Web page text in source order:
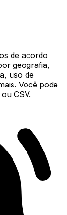
de acordo
geografia,
uso de
Você pode
CSV.